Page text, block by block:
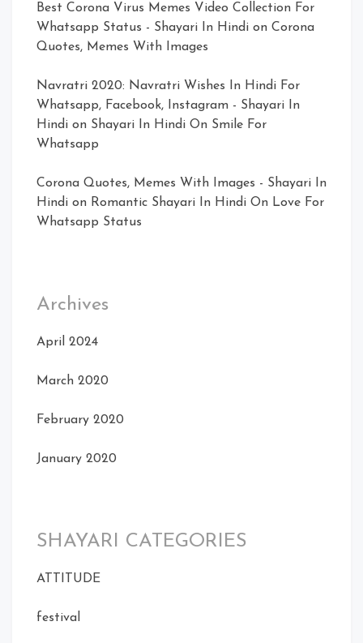
Best Corona Virus Memes Video Collection For
Whatsapp Status - Shayari In Hindi on Corona
Quotes, Memes With Images
Navratri 2020: Navratri Wishes In Hindi For
Whatsapp, Facebook, Instagram - Shayari In
Hindi on Shayari In Hindi On Smile For
Whatsapp
Corona Quotes, Memes With Images - Shayari In
Hindi on Romantic Shayari In Hindi On Love For
Whatsapp Status
Archives
April 2024
March 2020
February 2020
January 2020
SHAYARI CATEGORIES
ATTITUDE
festival